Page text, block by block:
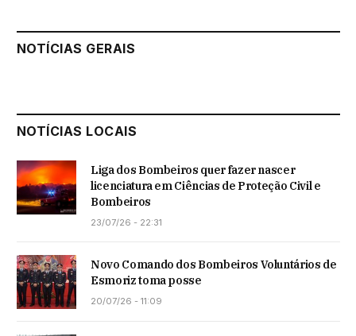
NOTÍCIAS GERAIS
NOTÍCIAS LOCAIS
Liga dos Bombeiros quer fazer nascer
licenciatura em Ciências de Proteção Civil e
Bombeiros
23/07/26 - 22:31
Novo Comando dos Bombeiros Voluntários de
Esmoriz toma posse
20/07/26 - 11:09